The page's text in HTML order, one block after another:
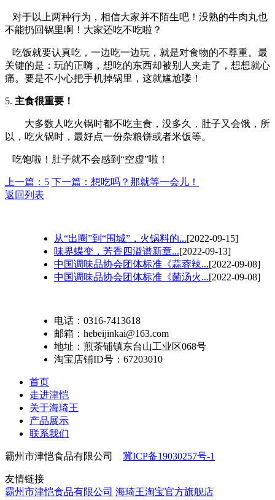
对于以上两种行为，相信大家并不陌生吧！没熟的牛肉丸也
不能扔回锅里啊！大家还吃不吃啦？
吃饭就要认真吃，一边吃一边玩，就是对食物的不尊重。最
关键的是：玩的正嗨，想吃的东西却被别人夹走了，想想就心
痛。要是不小心把手机掉锅里，这就尴尬喽！
5. 主食很重要！
大多数人吃火锅时都不吃主食，没多久，肚子又会饿，所
以，吃火锅时，最好点一份杂粮饼或者米饭等。
吃饱啦！肚子就不会感到 “空虚”啦！
上一篇：5 下一篇：想吃吗？那就等一会儿！
返回列表
从“出圈”到“围城”，火锅料的...[2022-09-15]
味界蝶变，芳香四溢谱新章...[2022-09-13]
中国调味品协会团体标准《蒜蓉辣...[2022-09-08]
中国调味品协会团体标准《菌汤火...[2022-09-08]
电话：0316-7413618
邮箱：hebeijinkai@163.com
地址：煎茶铺镇东台山工业区068号
淘宝店铺ID号：67203010
首页
走进津恺
关于海琦王
产品展示
联系我们
霸州市津恺食品有限公司 冀ICP备19030257号-1
友情链接
霸州市津恺食品有限公司 海琦王淘宝官方旗舰店